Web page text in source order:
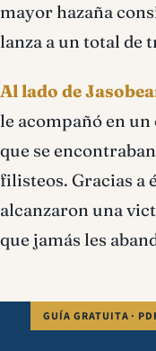
mayor hazaña
lanza a un total de
Al lado de
le acompañó en
que se
filisteos. Gracias a
alcanzaron una
que jamás les
GUÍA GRATUITA ·